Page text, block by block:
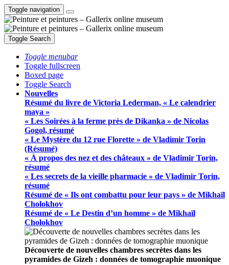
Toggle navigation
Toggle Search
Toggle menubar
Toggle fullscreen
Boxed page
Toggle Search
Nouvelles
Résumé du livre de Victoria Lederman, « Le calendrier
maya »
« Les Soirées à la ferme près de Dikanka » de Nicolas
Gogol, résumé
« Le Mystère du 12 rue Florette » de Vladimir Torin
(Résumé)
« À propos des nez et des châteaux » de Vladimir Torin,
résumé
« Les secrets de la vieille pharmacie » de Vladimir Torin,
résumé
Résumé de « Ils ont combattu pour leur pays » de Mikhaïl
Cholokhov
Résumé de « Le Destin d’un homme » de Mikhaïl
Cholokhov
Découverte de nouvelles chambres secrètes dans les
pyramides de Gizeh : données de tomographie muonique